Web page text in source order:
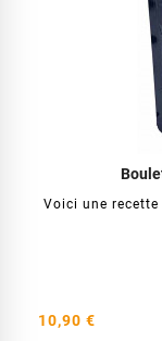
Voici une
10,90 €